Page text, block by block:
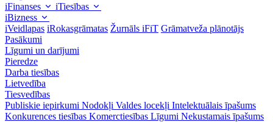
iFinanses
iTiesības
iBizness
iVeidlapas iRokasgrāmatas Žurnāls iFiT Grāmatveža plānotājs
Pasākumi
Līgumi un darījumi
Pieredze
Darba tiesības
Lietvedība
Tiesvedības
Publiskie iepirkumi Nodokļi Valdes locekļi Intelektuālais īpašums
Konkurences tiesības Komerctiesības Līgumi Nekustamais īpašums